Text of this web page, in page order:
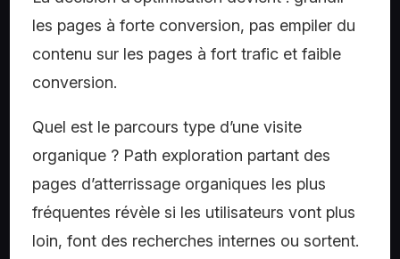
les pages à forte conversion, pas empiler du
contenu sur les pages à fort trafic et faible
conversion.
Quel est le parcours type d’une visite
organique ? Path exploration partant des
pages d’atterrissage organiques les plus
fréquentes révèle si les utilisateurs vont plus
loin, font des recherches internes ou sortent.